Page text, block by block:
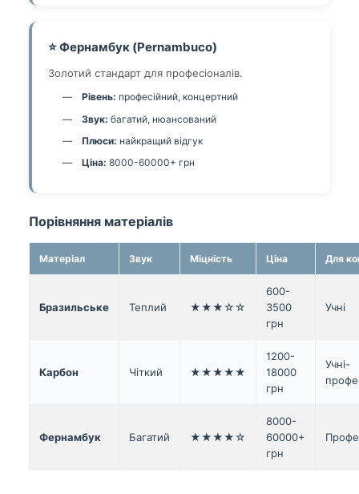
⭐ Фернамбук (Pernambuco)
Золотий стандарт для професіоналів.
Рівень: професійний, концертний
Звук: багатий, нюансований
Плюси: найкращий відгук
Ціна: 8000-60000+ грн
Порівняння матеріалів
Матеріал Звук Міцність Ціна Для
Бразильське Теплий ★★★☆☆
600-
3500
грн
Учні
Карбон Чіткий ★★★★★
1200-
18000
грн
Учні-
Фернамбук Багатий ★★★★☆
8000-
60000+
грн